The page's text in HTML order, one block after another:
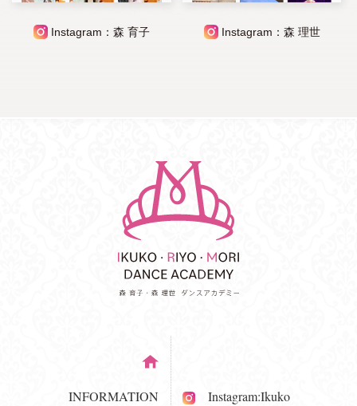
Instagram：森 育子 Instagram：森 理世
INFORMATION
Instagram:Ikuko